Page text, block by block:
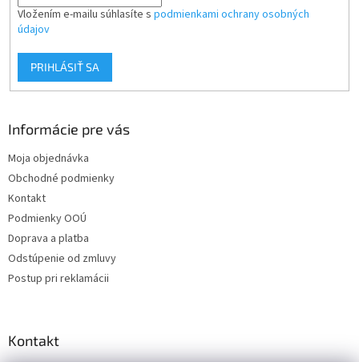
Vložením e-mailu súhlasíte s podmienkami ochrany osobných
údajov
PRIHLÁSIŤ SA
Informácie pre vás
Moja objednávka
Obchodné podmienky
Kontakt
Podmienky OOÚ
Doprava a platba
Odstúpenie od zmluvy
Postup pri reklamácii
Kontakt